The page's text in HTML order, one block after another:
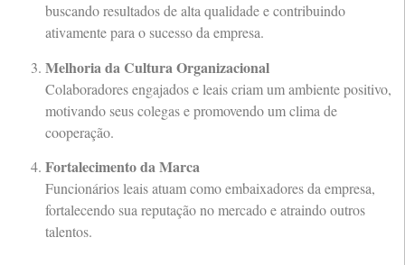
buscando resultados de alta qualidade e contribuindo
ativamente para o sucesso da empresa.
Melhoria da Cultura Organizacional
Colaboradores engajados e leais criam um ambiente positivo,
motivando seus colegas e promovendo um clima de
cooperação.
Fortalecimento da Marca
Funcionários leais atuam como embaixadores da empresa,
fortalecendo sua reputação no mercado e atraindo outros
talentos.